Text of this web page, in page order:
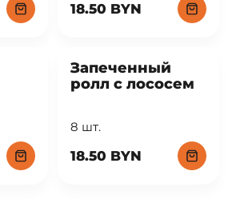
18.50 BYN
Запеченный
ролл с лососем
8 шт.
18.50 BYN